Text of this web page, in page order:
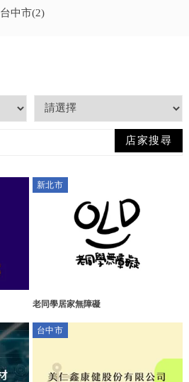
台中市(2)
新北市
老同學居家無障礙
台中市